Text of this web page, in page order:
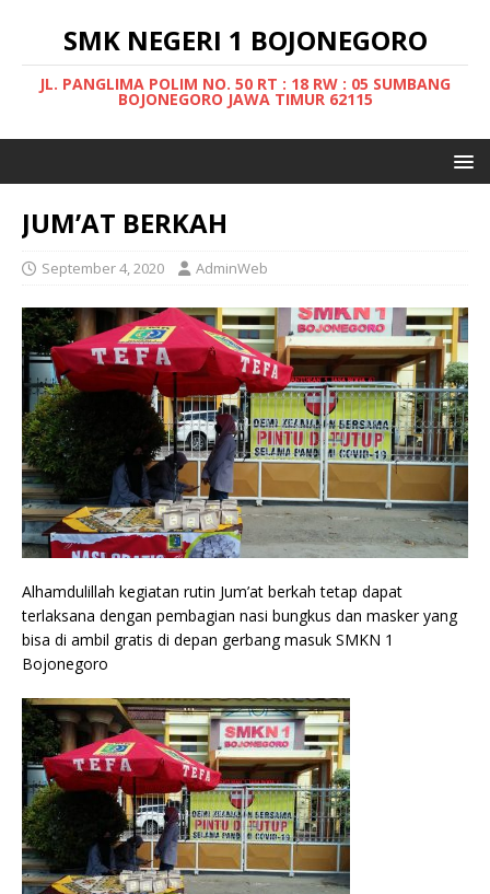
SMK NEGERI 1 BOJONEGORO
JL. PANGLIMA POLIM NO. 50 RT : 18 RW : 05 SUMBANG
BOJONEGORO JAWA TIMUR 62115
JUM’AT BERKAH
September 4, 2020 AdminWeb
Alhamdulillah kegiatan rutin Jum’at berkah tetap dapat
terlaksana dengan pembagian nasi bungkus dan masker yang
bisa di ambil gratis di depan gerbang masuk SMKN 1
Bojonegoro